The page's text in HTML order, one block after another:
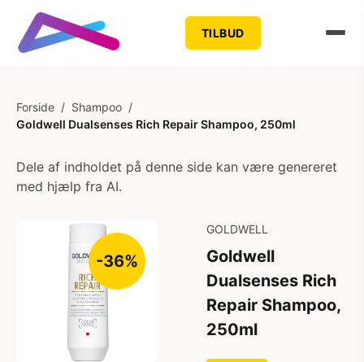
TILBUD
Forside / Shampoo /
Goldwell Dualsenses Rich Repair Shampoo, 250ml
Dele af indholdet på denne side kan være genereret
med hjælp fra AI.
-36%
GOLDWELL
Goldwell
Dualsenses Rich
Repair Shampoo,
250ml